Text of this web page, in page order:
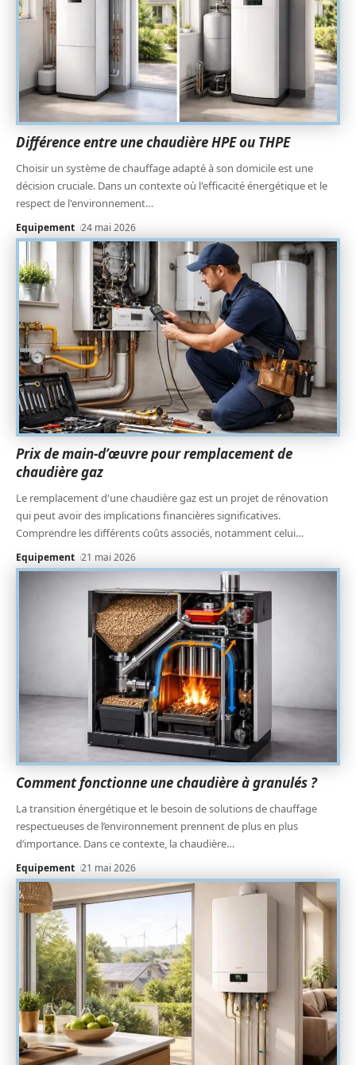
Différence entre une chaudière HPE ou THPE
Choisir un système de chauffage adapté à son domicile est une
décision cruciale. Dans un contexte où l'efficacité énergétique et le
respect de l'environnement…
Equipement 24 mai 2026
Prix de main-d’œuvre pour remplacement de
chaudière gaz
Le remplacement d'une chaudière gaz est un projet de rénovation
qui peut avoir des implications financières significatives.
Comprendre les différents coûts associés, notamment celui…
Equipement 21 mai 2026
Comment fonctionne une chaudière à granulés ?
La transition énergétique et le besoin de solutions de chauffage
respectueuses de l’environnement prennent de plus en plus
d’importance. Dans ce contexte, la chaudière…
Equipement 21 mai 2026